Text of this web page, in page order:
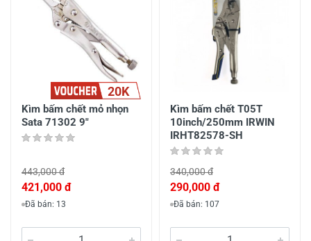
20K
Kìm bấm chết mỏ nhọn
Sata 71302 9"
443,000 đ
421,000 đ
Đã bán: 13
Kìm bấm chết T05T
10inch/250mm IRWIN
IRHT82578-SH
340,000 đ
290,000 đ
Đã bán: 107